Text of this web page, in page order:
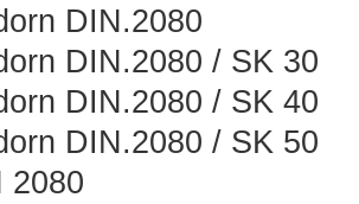
DIN.2080
DIN.2080 / SK 30
DIN.2080 / SK 40
DIN.2080 / SK 50
2080